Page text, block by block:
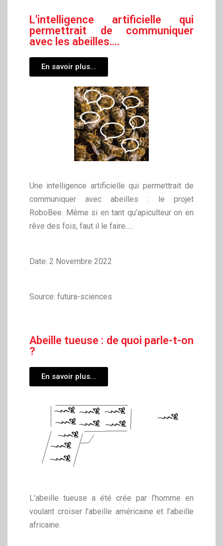
L'intelligence artificielle qui
permettrait de communiquer
avec les abeilles....
En savoir plus...
Une intelligence artificielle qui permettrait de
communiquer avec abeilles : le projet
RoboBee. Même si en tant qu’apiculteur on en
rêve des fois, faut il le faire…..
Date: 2 Novembre 2022
Source: futura-sciences
Abeille tueuse : de quoi parle-t-on
?
En savoir plus...
L’abeille tueuse a été crée par l’homme en
voulant croiser l’abeille américaine et l’abeille
africaine.